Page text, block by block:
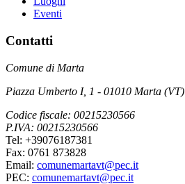
Eventi
Contatti
Comune di Marta
Piazza Umberto I, 1 - 01010 Marta (VT)
Codice fiscale: 00215230566
P.IVA: 00215230566
Tel: +39076187381
Fax: 0761 873828
Email: comunemartavt@pec.it
PEC: comunemartavt@pec.it